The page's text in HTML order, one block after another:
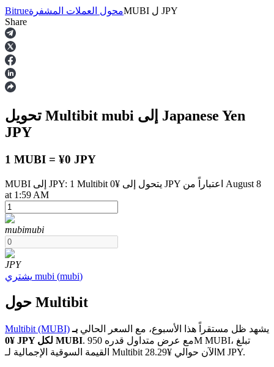
العقود الآجلة
العقود الآجلة USDT
العقود الآجلة لـ COIN-M
العقود الآجلة للعملات المشفرة
Bitrueمحول العملات المشفرةMUBI ل JPY
Share
تحويل Multibit mubi
إلى Japanese Yen
JPY
1 MUBI = ¥0 JPY
MUBI إلى JPY: 1 Multibit يتحول إلى ¥0 JPY اعتباراً من August 8
at 1:59 AM
mubimubi
JPY
يشتري mubi (mubi)
حول Multibit
Multibit (MUBI) يشهد ظل مستقراً هذا الأسبوع، مع السعر الحالي بـ
¥0 JPY لكل MUBI. مع عرض متداول قدره 950M MUBI، تبلغ
القيمة السوقية الإجمالية لـ Multibit الآن حوالي ¥28.29M JPY.